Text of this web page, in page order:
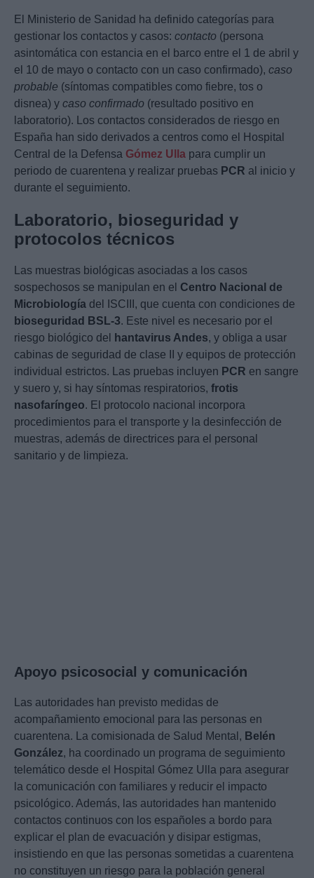
El Ministerio de Sanidad ha definido categorías para
gestionar los contactos y casos: contacto (persona
asintomática con estancia en el barco entre el 1 de abril y
el 10 de mayo o contacto con un caso confirmado), caso
probable (síntomas compatibles como fiebre, tos o
disnea) y caso confirmado (resultado positivo en
laboratorio). Los contactos considerados de riesgo en
España han sido derivados a centros como el Hospital
Central de la Defensa Gómez Ulla para cumplir un
periodo de cuarentena y realizar pruebas PCR al inicio y
durante el seguimiento.
Laboratorio, bioseguridad y
protocolos técnicos
Las muestras biológicas asociadas a los casos
sospechosos se manipulan en el Centro Nacional de
Microbiología del ISCIII, que cuenta con condiciones de
bioseguridad BSL-3. Este nivel es necesario por el
riesgo biológico del
hantavirus Andes, y obliga a usar
cabinas de seguridad de clase II y equipos de protección
individual estrictos. Las pruebas incluyen PCR en sangre
y suero y, si hay síntomas respiratorios, frotis
nasofaríngeo. El protocolo nacional incorpora
procedimientos para el transporte y la desinfección de
muestras, además de directrices para el personal
sanitario y de limpieza.
Apoyo psicosocial y comunicación
Las autoridades han previsto medidas de
acompañamiento emocional para las personas en
cuarentena. La comisionada de Salud Mental, Belén
González, ha coordinado un programa de seguimiento
telemático desde el Hospital Gómez Ulla para asegurar
la comunicación con familiares y reducir el impacto
psicológico. Además, las autoridades han mantenido
contactos continuos con los españoles a bordo para
explicar el plan de evacuación y disipar estigmas,
insistiendo en que las personas sometidas a cuarentena
no constituyen un riesgo para la población general